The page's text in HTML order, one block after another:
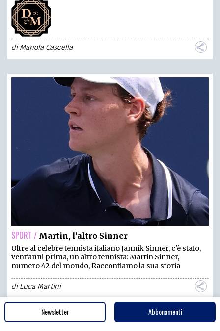
diManola Cascella
SPORT / Martin, l’altro Sinner
Oltre al celebre tennista italiano Jannik Sinner, c'è stato,
vent'anni prima, un altro tennista: Martin Sinner,
numero 42 del mondo, Raccontiamo la sua storia
diLuca Martini
Newsletter Abbonamenti